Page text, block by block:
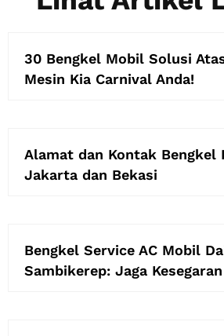
30 Bengkel Mobil Solusi
Mesin Kia Carnival Anda!
Alamat dan Kontak Bengkel
Jakarta dan Bekasi
Bengkel Service AC Mobil
Sambikerep: Jaga